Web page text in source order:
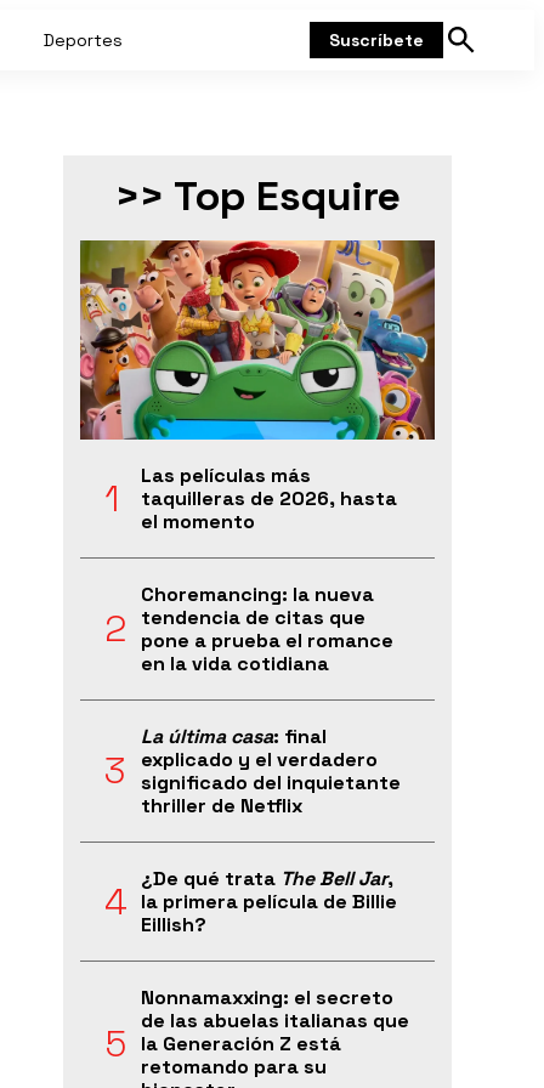
Deportes Suscríbete
Mostrar
>> Top Esquire
Las películas más
taquilleras de 2026, hasta
el momento
Choremancing: la nueva
tendencia de citas que
pone a prueba el romance
en la vida cotidiana
La última casa: final
explicado y el verdadero
significado del inquietante
thriller de Netflix
¿De qué trata The Bell Jar,
la primera película de Billie
Eillish?
Nonnamaxxing: el secreto
de las abuelas italianas que
la Generación Z está
retomando para su